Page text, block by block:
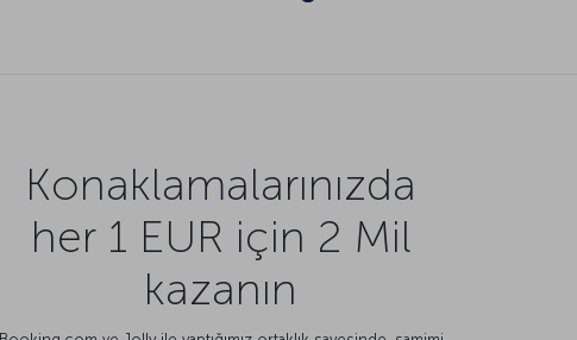
Konaklamalarınızda
her 1 EUR için 2 Mil
kazanın